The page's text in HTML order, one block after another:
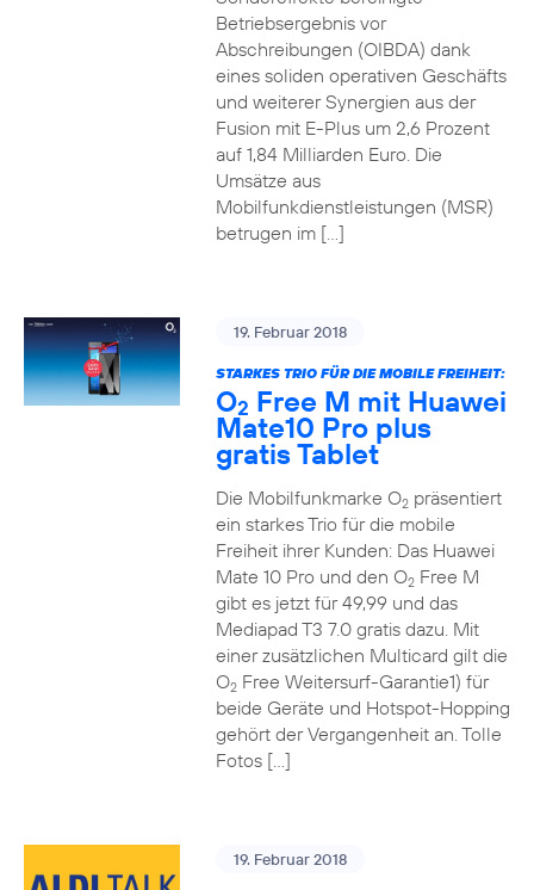
Betriebsergebnis vor
Abschreibungen (OIBDA) dank
eines soliden operativen Geschäfts
und weiterer Synergien aus der
Fusion mit E-Plus um 2,6 Prozent
auf 1,84 Milliarden Euro. Die
Umsätze aus
Mobilfunkdienstleistungen (MSR)
betrugen im […]
19. Februar 2018
STARKES TRIO FÜR DIE MOBILE FREIHEIT:
O2 Free M mit Huawei
Mate10 Pro plus
gratis Tablet
Die Mobilfunkmarke O2präsentiert
ein starkes Trio für die mobile
Freiheit ihrer Kunden: Das Huawei
Mate 10 Pro und den O2Free M
gibt es jetzt für 49,99 und das
Mediapad T3 7.0 gratis dazu. Mit
einer zusätzlichen Multicard gilt die
O2Free Weitersurf-Garantie1) für
beide Geräte und Hotspot-Hopping
gehört der Vergangenheit an. Tolle
Fotos […]
19. Februar 2018